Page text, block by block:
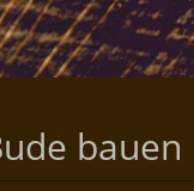
bauen